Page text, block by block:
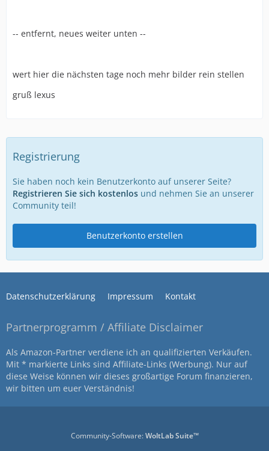
-- entfernt, neues weiter unten --
wert hier die nächsten tage noch mehr bilder rein stellen
gruß lexus
Registrierung
Sie haben noch kein Benutzerkonto auf unserer Seite?
Registrieren Sie sich kostenlos und nehmen Sie an unserer
Community teil!
Benutzerkonto erstellen
Datenschutzerklärung Impressum Kontakt
Partnerprogramm / Affiliate Disclaimer
Als Amazon-Partner verdiene ich an qualifizierten Verkäufen.
Mit * markierte Links sind Affiliate-Links (Werbung). Nur auf
diese Weise können wir dieses großartige Forum finanzieren,
wir bitten um euer Verständnis!
Community-Software:WoltLab Suite™